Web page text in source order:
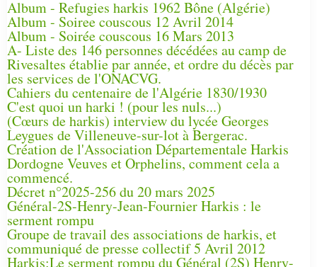
Album - Refugies harkis 1962 Bône (Algérie)
Album - Soiree couscous 12 Avril 2014
Album - Soirée couscous 16 Mars 2013
A- Liste des 146 personnes décédées au camp de
Rivesaltes établie par année, et ordre du décès par
les services de l'ONACVG.
Cahiers du centenaire de l'Algérie 1830/1930
C'est quoi un harki ! (pour les nuls...)
(Cœurs de harkis) interview du lycée Georges
Leygues de Villeneuve-sur-lot à Bergerac.
Création de l'Association Départementale Harkis
Dordogne Veuves et Orphelins, comment cela a
commencé.
Décret n°2025-256 du 20 mars 2025
Général-2S-Henry-Jean-Fournier Harkis : le
serment rompu
Groupe de travail des associations de harkis, et
communiqué de presse collectif 5 Avril 2012
Harkis:Le serment rompu du Général (2S) Henry-